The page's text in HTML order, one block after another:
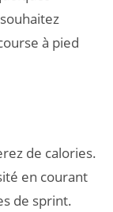
à pied
de calories.
en courant
de sprint.